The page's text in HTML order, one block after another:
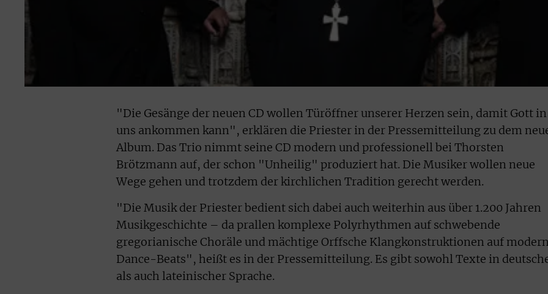
"Die Gesänge der neuen CD wollen Türöffner unserer Herzen sein, damit Gott in
uns ankommen kann", erklären die Priester in der Pressemitteilung zu dem
Album. Das Trio nimmt seine CD modern und professionell bei Thorsten
Brötzmann auf, der schon "Unheilig" produziert hat. Die Musiker wollen neue
Wege gehen und trotzdem der kirchlichen Tradition gerecht werden.
"Die Musik der Priester bedient sich dabei auch weiterhin aus über 1.200 Jahren
Musikgeschichte – da prallen komplexe Polyrhythmen auf schwebende
gregorianische Choräle und mächtige Orffsche Klangkonstruktionen auf
Dance-Beats", heißt es in der Pressemitteilung. Es gibt sowohl Texte in
als auch lateinischer Sprache.